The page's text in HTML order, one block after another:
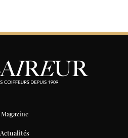
Magazine
Actualités